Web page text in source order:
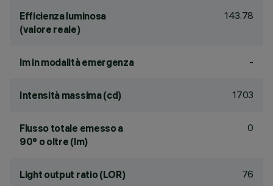
Efficienza luminosa
(valore reale)
143.78
lm in modalità emergenza -
Intensità massima (cd) 1703
Flusso totale emesso a
90° o oltre (lm)
0
Light output ratio (LOR) 76